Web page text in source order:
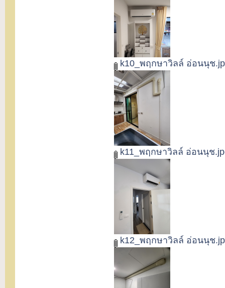
k10_พฤกษาวิลล์ อ่อนนุช
k11_พฤกษาวิลล์ อ่อนนุช
k12_พฤกษาวิลล์ อ่อนนุช